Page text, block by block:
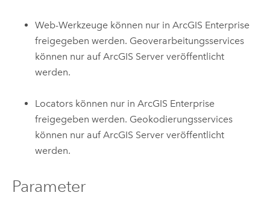
Web-Werkzeuge können nur inArcGIS Enterprise
freigegeben werden. Geoverarbeitungsservices
können nur aufArcGIS Server veröffentlicht
werden.
Locators können nur inArcGIS Enterprise
freigegeben werden. Geokodierungsservices
können nur aufArcGIS Server veröffentlicht
werden.
Parameter